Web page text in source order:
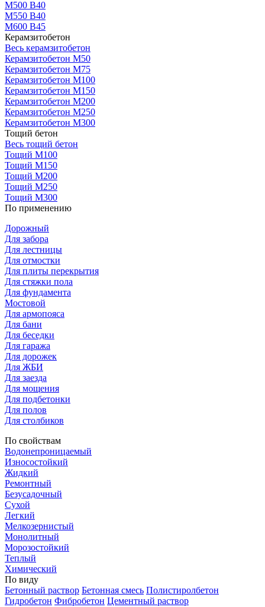
М500 В40
М550 В40
М600 В45
Керамзитобетон
Весь керамзитобетон
Керамзитобетон М50
Керамзитобетон М75
Керамзитобетон М100
Керамзитобетон М150
Керамзитобетон М200
Керамзитобетон М250
Керамзитобетон М300
Тощий бетон
Весь тощий бетон
Тощий М100
Тощий М150
Тощий М200
Тощий М250
Тощий М300
По применению
Дорожный
Для забора
Для лестницы
Для отмостки
Для плиты перекрытия
Для стяжки пола
Для фундамента
Мостовой
Для армопояса
Для бани
Для беседки
Для гаража
Для дорожек
Для ЖБИ
Для заезда
Для мощения
Для подбетонки
Для полов
Для столбиков
По свойствам
Водонепроницаемый
Износостойкий
Жидкий
Ремонтный
Безусадочный
Сухой
Легкий
Мелкозернистый
Монолитный
Морозостойкий
Теплый
Химический
По виду
Бетонный раствор Бетонная смесь Полистиролбетон
Гидробетон Фибробетон Цементный раствор